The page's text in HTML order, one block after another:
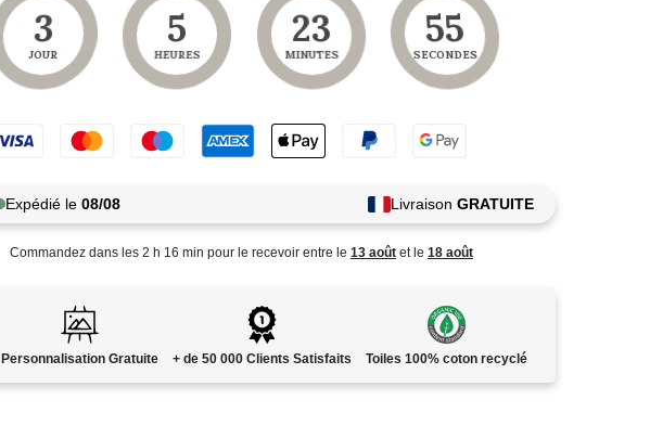
3
JOUR
5
HEURES
23
MINUTES
53
SECONDES
Expédié le 08/08 Livraison GRATUITE
Commandez dans les 2 h 16 min pour le recevoir entre le 13 aoûtet le 18 août
Personnalisation Gratuite + de 50 000 Clients Satisfaits Toiles 100% coton recyclé